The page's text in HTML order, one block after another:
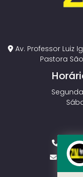
Av. Professor Luiz
Pastora
(11)